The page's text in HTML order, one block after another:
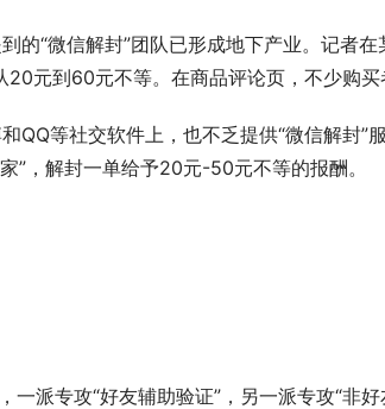
的“微信解封”团队已形成地下产业。记者
元到60元不等。在商品评论页，不少购买
QQ等社交软件上，也不乏提供“微信解封”
”，解封一单给予20元-50元不等的报酬。
一派专攻“好友辅助验证”，另一派专攻“非好